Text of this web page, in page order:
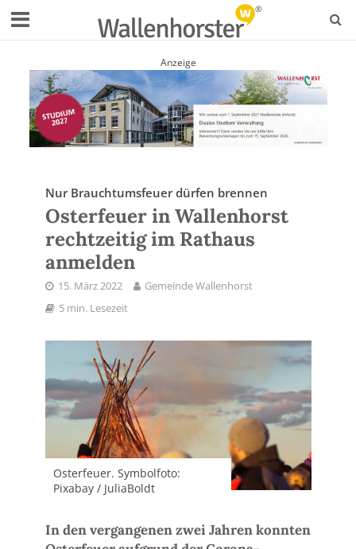
Anzeige
Nur Brauchtumsfeuer dürfen brennen
Osterfeuer in Wallenhorst
rechtzeitig im Rathaus
anmelden
15. März 2022
Gemeinde Wallenhorst
5 min. Lesezeit
Osterfeuer. Symbolfoto:
Pixabay / JuliaBoldt
In den vergangenen zwei Jahren konnten